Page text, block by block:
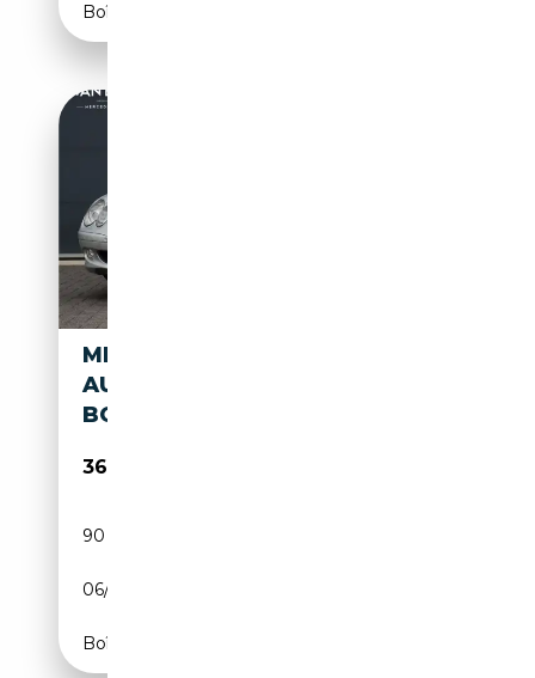
Boîte automatique
MERCEDES-BENZ SL 600 V12
AUT5 | YOUNGTIMER | ACTIVE
BODY CONTROL | STOE
36 500€
90 478 km
06/2004
Boîte automatique